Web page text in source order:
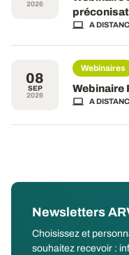
2026
A
08
SEP
2026
Webinaires
Webinaire
A
Newsletters
Choisissez et
souhaitez recevoir :